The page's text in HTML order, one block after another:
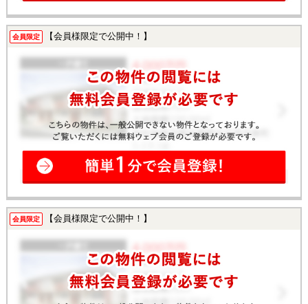
会員限定 【会員様限定で公開中！】
会員限定 【会員様限定で公開中！】